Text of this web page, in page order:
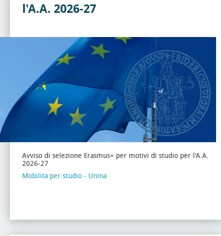
l'A.A. 2026-27
Avviso di selezione Erasmus+ per motivi di studio per l'A.A.
2026-27
Mobilita per studio - Unina